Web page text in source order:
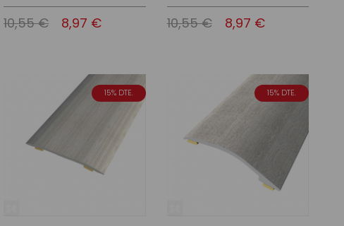
10,55 € 8,97 €
Afegir a la cistella
10,55 € 8,97 €
Afegir a la cistella
15% DTE. 15% DTE.